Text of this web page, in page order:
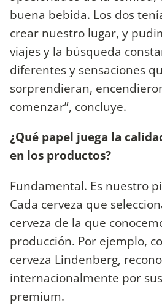
buena bebida. Los dos
crear nuestro lugar, y
viajes y la búsqueda
diferentes y sensaciones
sorprendieran,
comenzar”, concluye.
¿Qué papel juega la
en los productos?
Fundamental. Es nuestro
Cada cerveza que
cerveza de la que
producción. Por ejemplo,
cerveza Lindenberg,
internacionalmente por
premium.